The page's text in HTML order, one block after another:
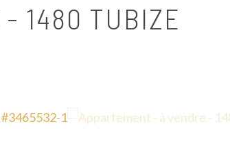
- 1480 TUBIZE